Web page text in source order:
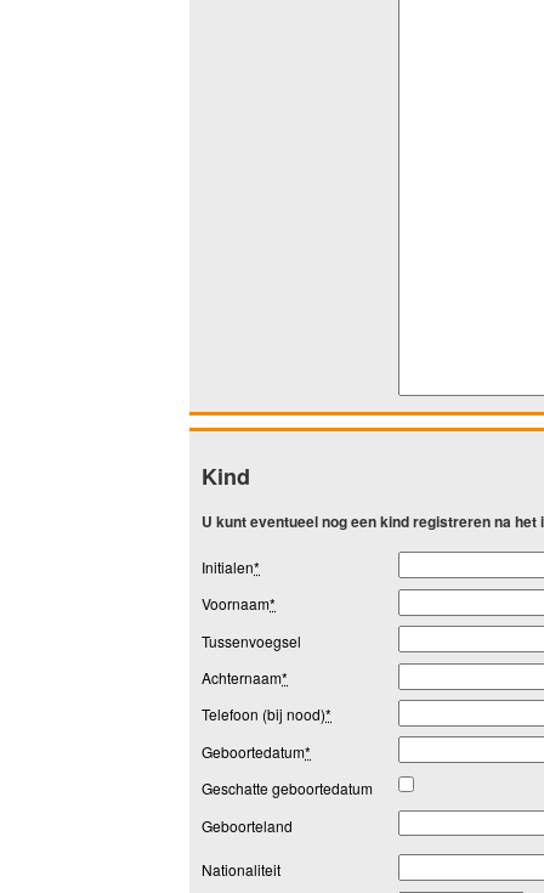
Kind
U kunt eventueel nog een kind registreren na
Initialen*
Voornaam*
Tussenvoegsel
Achternaam*
Telefoon (bij nood)*
Geboortedatum*
Geschatte geboortedatum
Geboorteland
Nationaliteit